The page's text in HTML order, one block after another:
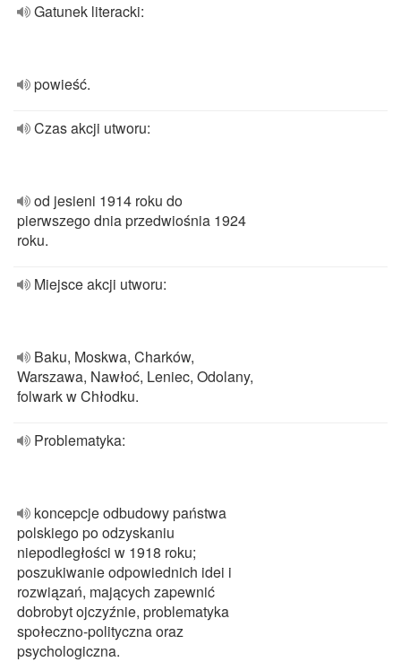
Gatunek literacki:
powieść.
Czas akcji utworu:
od jesieni 1914 roku do
pierwszego dnia przedwiośnia 1924
roku.
Miejsce akcji utworu:
Baku, Moskwa, Charków,
Warszawa, Nawłoć, Leniec, Odolany,
folwark w Chłodku.
Problematyka:
koncepcje odbudowy państwa
polskiego po odzyskaniu
niepodległości w 1918 roku;
poszukiwanie odpowiednich idei i
rozwiązań, mających zapewnić
dobrobyt ojczyźnie, problematyka
społeczno-polityczna oraz
psychologiczna.